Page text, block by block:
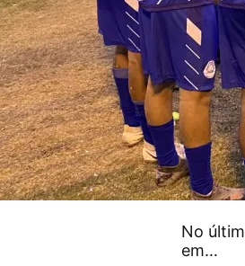
No
em…